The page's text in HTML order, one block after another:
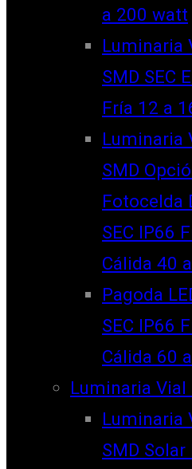
a 200 watt
Luminaria
SMD SEC
Fría 12 a
Luminaria
SMD
Fotocelda
SEC IP66
Cálida 40
Pagoda
SEC IP66
Cálida 60
Luminaria Vial
Luminaria
SMD Solar